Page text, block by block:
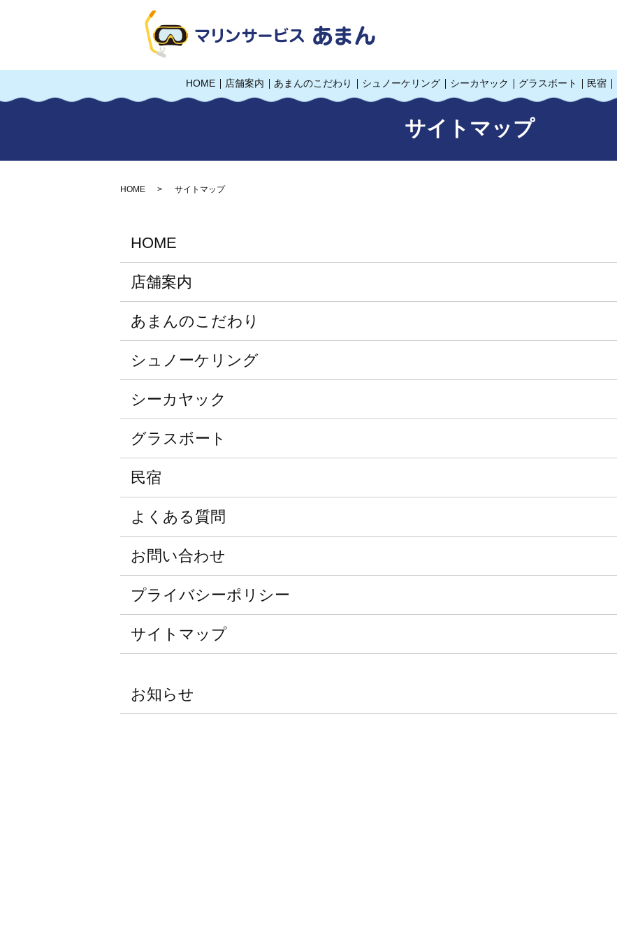
HOME 店舗案内 あまんのこだわり シュノーケリング シーカヤック グラスボート 民宿
サイトマップ
HOME サイトマップ
HOME
店舗案内
あまんのこだわり
シュノーケリング
シーカヤック
グラスボート
民宿
よくある質問
お問い合わせ
プライバシーポリシー
サイトマップ
お知らせ